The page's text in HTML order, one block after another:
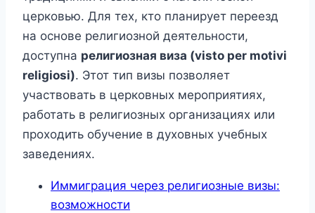
церковью. Для тех, кто планирует переезд
на основе религиозной деятельности,
доступна религиозная виза (visto per motivi
religiosi). Этот тип визы позволяет
участвовать в церковных мероприятиях,
работать в религиозных организациях или
проходить обучение в духовных учебных
заведениях.
Иммиграция через религиозные визы:
возможности